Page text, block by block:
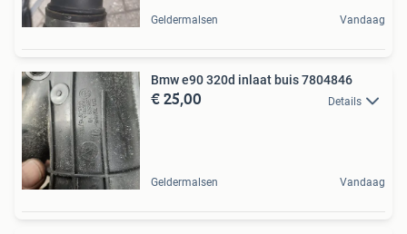
Geldermalsen Vandaag
Bmw e90 320d inlaat buis 7804846
€ 25,00 Details
Geldermalsen Vandaag